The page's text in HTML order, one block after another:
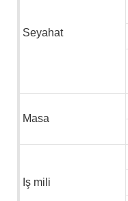
Seyahat
Masa
Iş mili